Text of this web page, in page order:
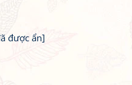
được ẩn]